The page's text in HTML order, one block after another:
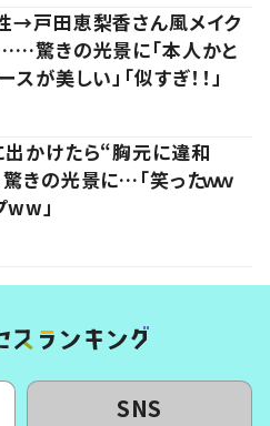
→戸田恵梨香さん風メイク
驚きの光景に「本人かと
スが美しい」「似すぎ！！」
出かけたら“胸元に違和
きの光景に…「笑ったｗｗ
ww」
SNS